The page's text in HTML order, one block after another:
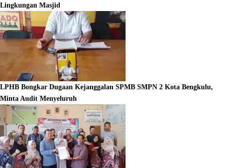
Lingkungan Masjid
LPHB Bongkar Dugaan Kejanggalan SPMB SMPN 2 Kota Bengkulu,
Minta Audit Menyeluruh